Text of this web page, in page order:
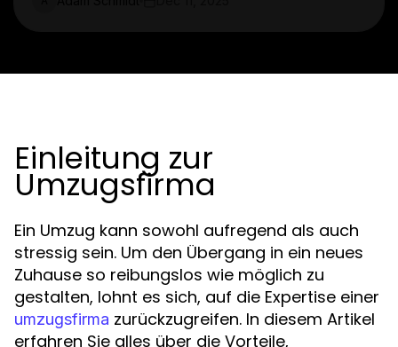
Einleitung zur
Umzugsfirma
Ein Umzug kann sowohl aufregend als auch
stressig sein. Um den Übergang in ein neues
Zuhause so reibungslos wie möglich zu
gestalten, lohnt es sich, auf die Expertise einer
umzugsfirma zurückzugreifen. In diesem Artikel
erfahren Sie alles über die Vorteile,